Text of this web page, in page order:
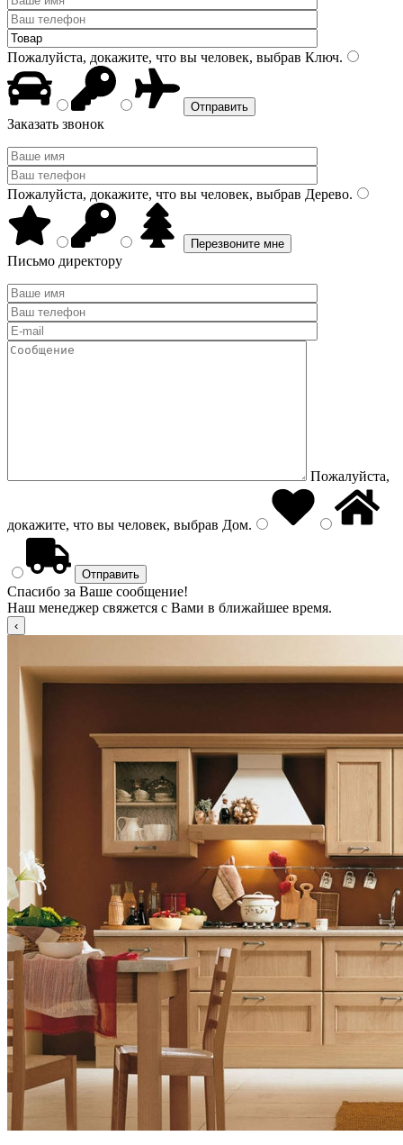
Пожалуйста, докажите, что вы человек, выбрав Ключ.
Заказать звонок
Пожалуйста, докажите, что вы человек, выбрав Дерево.
Письмо директору
Пожалуйста,
докажите, что вы человек, выбрав Дом.
Спасибо за Ваше сообщение!
Наш менеджер свяжется с Вами в ближайшее время.